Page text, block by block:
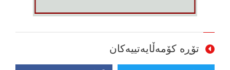
تۆڕە کۆمەڵایەتییەکان